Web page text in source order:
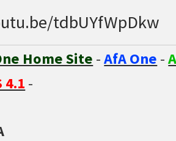
tdbUYfWpDkw
Home Site -AfA One -
4.1 -